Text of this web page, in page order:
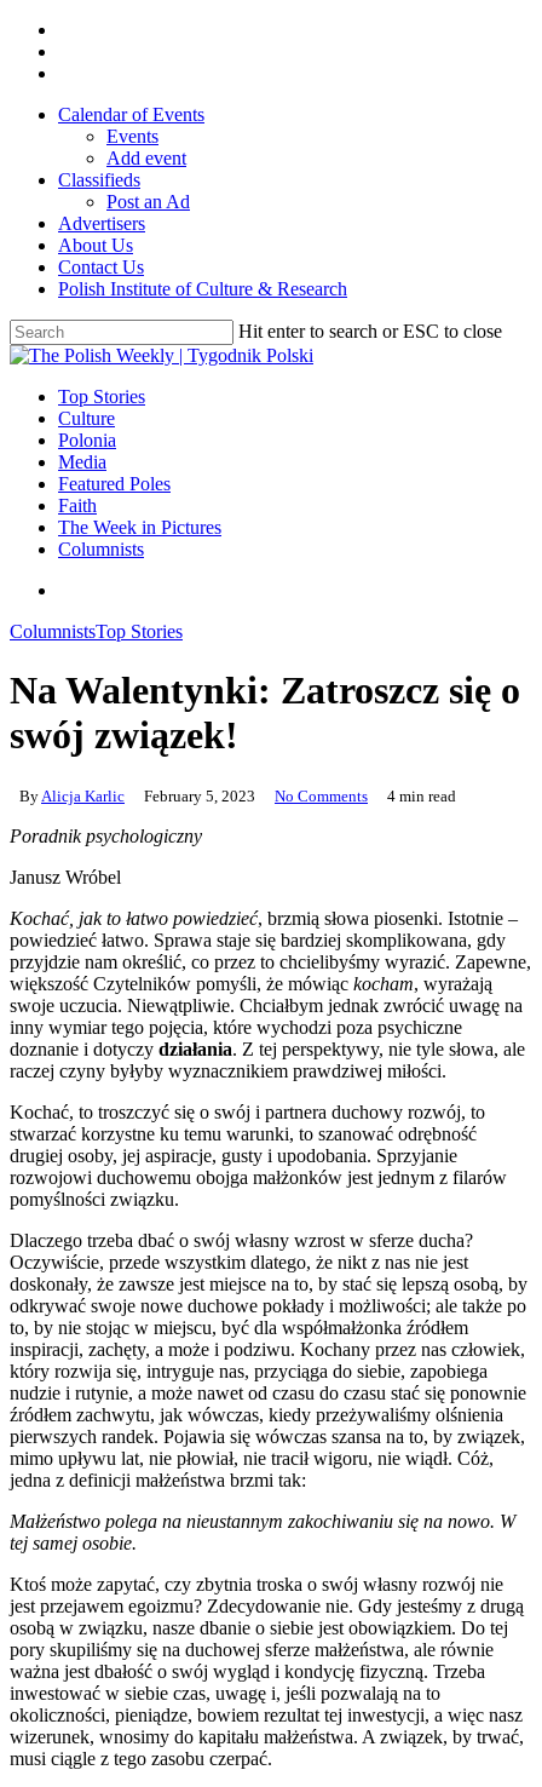
Skip
main
Calendar of Events
Events
Add event
Classifieds
Post an Ad
Advertisers
About Us
Contact Us
Polish Institute of Culture & Research
Hit enter to search or ESC to close
Close
search
Menu
Top Stories
Culture
Polonia
Media
Featured Poles
Faith
The Week in Pictures
Columnists
ColumnistsTop Stories
Na Walentynki: Zatroszcz się o
swój związek!
By Alicja Karlic February 5, 2023 No Comments 4 min read
Poradnik psychologiczny
Janusz Wróbel
Kochać, jak to łatwo powiedzieć, brzmią słowa piosenki. Istotnie –
powiedzieć łatwo. Sprawa staje się bardziej skomplikowana, gdy
przyjdzie nam określić, co przez to chcielibyśmy wyrazić. Zapewne,
większość Czytelników pomyśli, że mówiąc kocham, wyrażają
swoje uczucia. Niewątpliwie. Chciałbym jednak zwrócić uwagę na
inny wymiar tego pojęcia, które wychodzi poza psychiczne
doznanie i dotyczy działania. Z tej perspektywy, nie tyle słowa, ale
raczej czyny byłyby wyznacznikiem prawdziwej miłości.
Kochać, to troszczyć się o swój i partnera duchowy rozwój, to
stwarzać korzystne ku temu warunki, to szanować odrębność
drugiej osoby, jej aspiracje, gusty i upodobania. Sprzyjanie
rozwojowi duchowemu obojga małżonków jest jednym z filarów
pomyślności związku.
Dlaczego trzeba dbać o swój własny wzrost w sferze ducha?
Oczywiście, przede wszystkim dlatego, że nikt z nas nie jest
doskonały, że zawsze jest miejsce na to, by stać się lepszą osobą, by
odkrywać swoje nowe duchowe pokłady i możliwości; ale także po
to, by nie stojąc w miejscu, być dla współmałżonka źródłem
inspiracji, zachęty, a może i podziwu. Kochany przez nas człowiek,
który rozwija się, intryguje nas, przyciąga do siebie, zapobiega
nudzie i rutynie, a może nawet od czasu do czasu stać się ponownie
źródłem zachwytu, jak wówczas, kiedy przeżywaliśmy olśnienia
pierwszych randek. Pojawia się wówczas szansa na to, by związek,
mimo upływu lat, nie płowiał, nie tracił wigoru, nie wiądł. Cóż,
jedna z definicji małżeństwa brzmi tak:
Małżeństwo polega na nieustannym zakochiwaniu się na nowo. W
tej samej osobie.
Ktoś może zapytać, czy zbytnia troska o swój własny rozwój nie
jest przejawem egoizmu? Zdecydowanie nie. Gdy jesteśmy z drugą
osobą w związku, nasze dbanie o siebie jest obowiązkiem. Do tej
pory skupiliśmy się na duchowej sferze małżeństwa, ale równie
ważna jest dbałość o swój wygląd i kondycję fizyczną. Trzeba
inwestować w siebie czas, uwagę i, jeśli pozwalają na to
okoliczności, pieniądze, bowiem rezultat tej inwestycji, a więc nasz
wizerunek, wnosimy do kapitału małżeństwa. A związek, by trwać,
musi ciągle z tego zasobu czerpać.